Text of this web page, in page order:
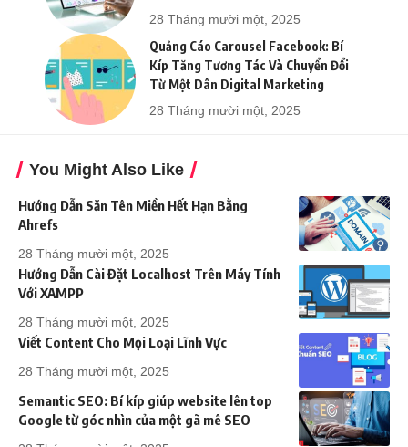
28 Tháng mười một, 2025
Quảng Cáo Carousel Facebook: Bí
Kíp Tăng Tương Tác Và Chuyển Đổi
Từ Một Dân Digital Marketing
28 Tháng mười một, 2025
You Might Also Like
Hướng Dẫn Săn Tên Miền Hết Hạn Bằng
Ahrefs
28 Tháng mười một, 2025
Hướng Dẫn Cài Đặt Localhost Trên Máy Tính
Với XAMPP
28 Tháng mười một, 2025
Viết Content Cho Mọi Loại Lĩnh Vực
28 Tháng mười một, 2025
Semantic SEO: Bí kíp giúp website lên top
Google từ góc nhìn của một gã mê SEO